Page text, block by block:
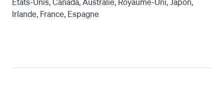
Irlande, France, Espagne